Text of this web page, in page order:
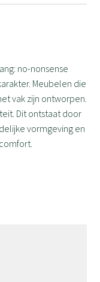
no-nonsense
Meubelen die
vak zijn ontworpen.
Dit ontstaat door
vormgeving en